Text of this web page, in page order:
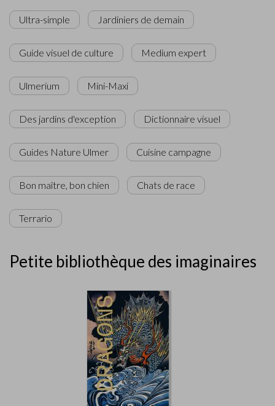
Ultra-simple Jardiniers de demain
Guide visuel de culture Medium expert
Ulmerium Mini-Maxi
Des jardins d'exception Dictionnaire visuel
Guides Nature Ulmer Cuisine campagne
Bon maître, bon chien Chats de race
Terrario
Petite bibliothèque des imaginaires